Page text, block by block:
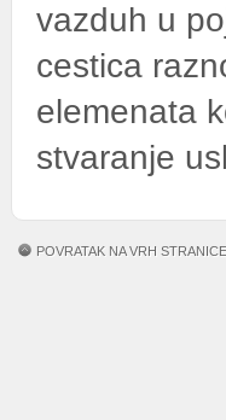
vazduh u
cestica
elemenata
stvaranje
POVRATAK NA VRH STRANICE